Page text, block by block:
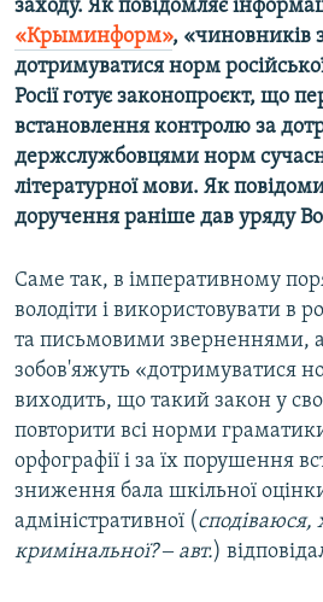
заходу. Як повідомляє
«Крыминформ», «чиновників
дотримуватися норм
Росії готує законопроєкт, що
встановлення контролю за
держслужбовцями норм
літературної мови. Як
доручення раніше дав уряду
Саме так, в імперативному
володіти і використовувати в
та письмовими зверненнями,
зобов'яжуть «дотримуватися
виходить, що такий закон у
повторити всі норми
орфографії і за їх порушення
зниження бала шкільної
адміністративної (сподіваюся,
кримінальної? ‒ авт.)